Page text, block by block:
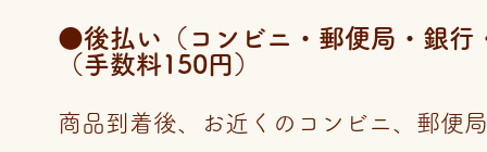
●後払い（コンビニ・郵便局・銀行
（手数料150円）
商品到着後、お近くのコンビニ、郵便